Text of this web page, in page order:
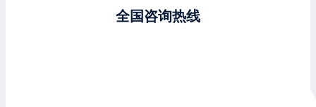
全国咨询热线